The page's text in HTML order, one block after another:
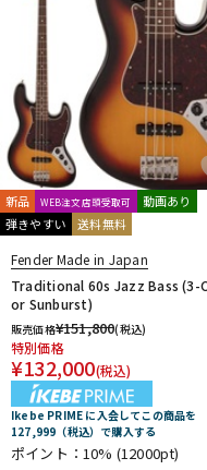
新品 WEB注文店頭受取可
動画あり
弾きやすい
送料無料
Fender Made in Japan
Traditional 60s Jazz Bass (3-
or Sunburst)
販売価格¥151,800(税込)
特別価格
¥132,000(税込)
Ikebe PRIME に入会してこの商品を
127,999（税込）で購入する
ポイント：10% (12000pt)